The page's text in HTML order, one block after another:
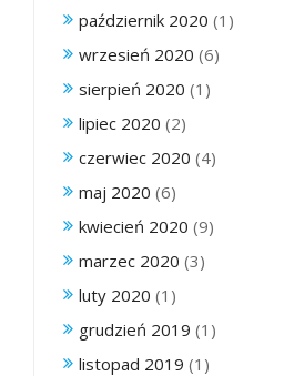
październik 2020 (1)
wrzesień 2020 (6)
sierpień 2020 (1)
lipiec 2020 (2)
czerwiec 2020 (4)
maj 2020 (6)
kwiecień 2020 (9)
marzec 2020 (3)
luty 2020 (1)
grudzień 2019 (1)
listopad 2019 (1)